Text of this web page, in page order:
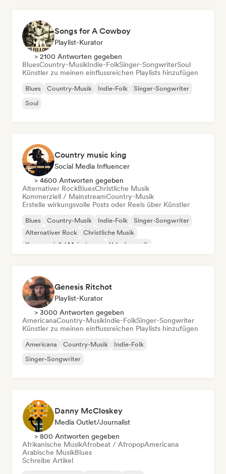
Songs for A Cowboy
Playlist-Kurator
> 2100 Antworten gegeben
BluesCountry-MusikIndie-FolkSinger-SongwriterSoul
Künstler zu meinen einflussreichen Playlists hinzufügen
Blues Country-Musik Indie-Folk
Singer-Songwriter
Soul
Country music king
Social Media Influencer
> 4600 Antworten gegeben
Alternativer RockBluesChristliche Musik
Kommerziell / MainstreamCountry-Musik
Erstelle wirkungsvolle Posts oder Reels über Künstler
Blues Country-Musik Indie-Folk
Singer-Songwriter
Alternativer Rock
Christliche Musik
Kommerziell / Mainstream
Urlaubsmusik
Genesis Ritchot
Playlist-Kurator
> 3000 Antworten gegeben
AmericanaCountry-MusikIndie-FolkSinger-Songwriter
Künstler zu meinen einflussreichen Playlists hinzufügen
Americana Country-Musik
Indie-Folk
Singer-Songwriter
Danny McCloskey
Media Outlet/Journalist
> 800 Antworten gegeben
Afrikanische MusikAfrobeat / AfropopAmericana
Arabische MusikBlues
Schreibe Artikel